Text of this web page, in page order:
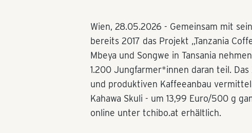
Wien, 28.05.2026 - Gemeinsam mit
bereits 2017 das Projekt „Tanzania
Mbeya und Songwe in Tansania
1.200 Jungfarmer*innen daran teil.
und produktiven Kaffeeanbau
Kahawa Skuli - um 13,99 Euro/500 g
online unter tchibo.at erhältlich.